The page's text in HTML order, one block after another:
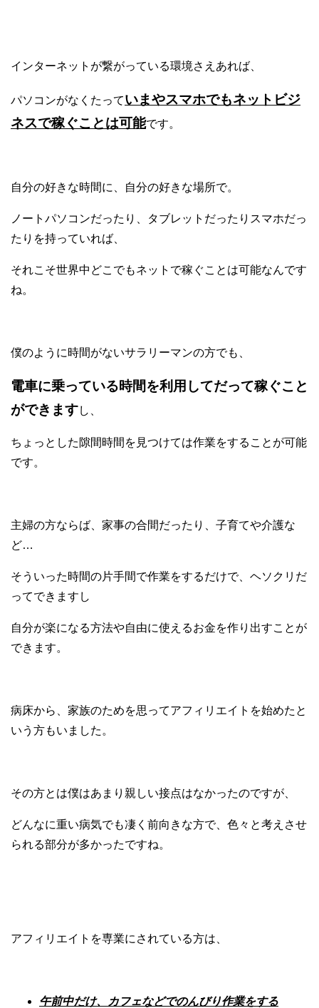
インターネットが繋がっている環境さえあれば、
パソコンがなくたっていまやスマホでもネットビジ
ネスで稼ぐことは可能です。
自分の好きな時間に、自分の好きな場所で。
ノートパソコンだったり、タブレットだったりスマホだっ
たりを持っていれば、
それこそ世界中どこでもネットで稼ぐことは可能なんです
ね。
僕のように時間がないサラリーマンの方でも、
電車に乗っている時間を利用してだって稼ぐこと
ができますし、
ちょっとした隙間時間を見つけては作業をすることが可能
です。
主婦の方ならば、家事の合間だったり、子育てや介護な
ど…
そういった時間の片手間で作業をするだけで、ヘソクリだ
ってできますし
自分が楽になる方法や自由に使えるお金を作り出すことが
できます。
病床から、家族のためを思ってアフィリエイトを始めたと
いう方もいました。
その方とは僕はあまり親しい接点はなかったのですが、
どんなに重い病気でも凄く前向きな方で、色々と考えさせ
られる部分が多かったですね。
アフィリエイトを専業にされている方は、
午前中だけ、カフェなどでのんびり作業をする